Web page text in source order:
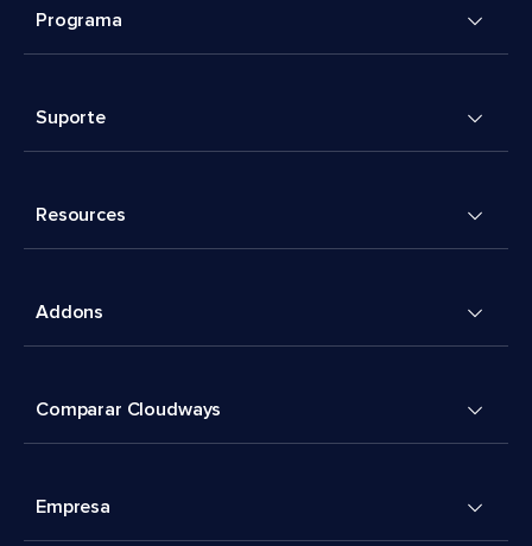
Programa
Suporte
Resources
Addons
Comparar Cloudways
Empresa